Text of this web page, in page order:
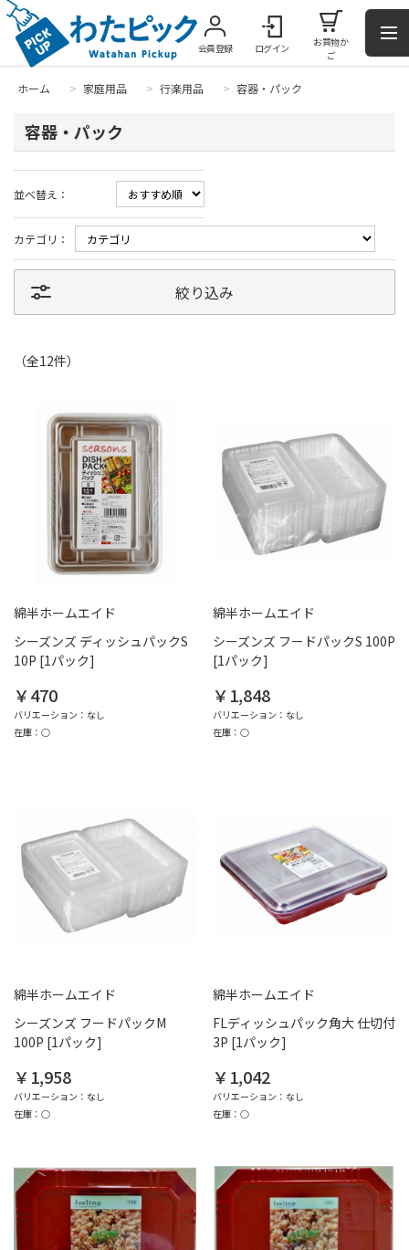
会員登録 ログイン
お買物か
ご
ホーム > 家庭用品 > 行楽用品 > 容器・パック
容器・パック
並べ替え：
カテゴリ：
絞り込み
（全12件）
綿半ホームエイド
シーズンズ ディッシュパックS
10P [1パック]
￥470
バリエーション：なし
在庫：○
綿半ホームエイド
シーズンズ フードパックS 100P
[1パック]
￥1,848
バリエーション：なし
在庫：○
綿半ホームエイド
シーズンズ フードパックM
100P [1パック]
￥1,958
バリエーション：なし
在庫：○
綿半ホームエイド
FLディッシュパック角大 仕切付
3P [1パック]
￥1,042
バリエーション：なし
在庫：○